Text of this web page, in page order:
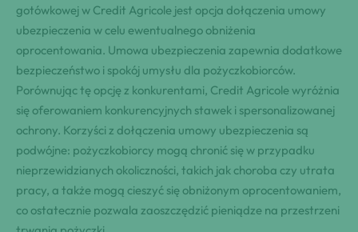
gotówkowej w Credit Agricole jest opcja dołączenia umowy
ubezpieczenia w celu ewentualnego obniżenia
oprocentowania. Umowa ubezpieczenia zapewnia dodatkowe
bezpieczeństwo i spokój umysłu dla pożyczkobiorców.
Porównując tę opcję z konkurentami, Credit Agricole wyróżnia
się oferowaniem konkurencyjnych stawek i spersonalizowanej
ochrony. Korzyści z dołączenia umowy ubezpieczenia są
podwójne: pożyczkobiorcy mogą chronić się w przypadku
nieprzewidzianych okoliczności, takich jak choroba czy utrata
pracy, a także mogą cieszyć się obniżonym oprocentowaniem,
co ostatecznie pozwala zaoszczędzić pieniądze na przestrzeni